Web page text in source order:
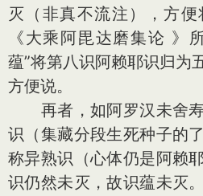
灭（非真不流注），方
《大乘阿毘达磨集论 》
蕴”将第八识阿赖耶识归为
方便说。
再者，如阿罗汉未舍寿
识（集藏分段生死种子的
称异熟识（心体仍是阿赖
识仍然未灭，故识蕴未灭